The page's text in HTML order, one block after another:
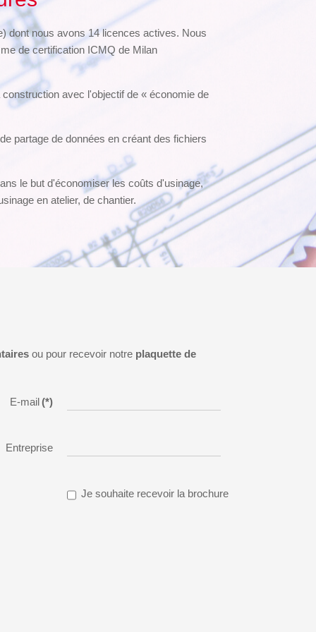
dont nous avons 14 licences actives. Nous
de certification ICMQ de Milan
avec l'objectif de « économie de
partage de données en créant des fichiers
le but d'économiser les coûts d'usinage,
en atelier, de chantier.
ou pour recevoir notre plaquette de
E-mail(*)
Entreprise
Je souhaite recevoir la brochure